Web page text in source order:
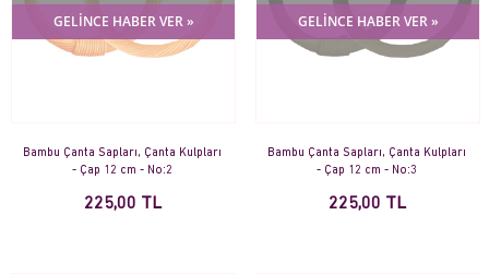
GELİNCE HABER VER »
Bambu Çanta Sapları, Çanta Kulpları
- Çap 12 cm - No:2
225,00 TL
GELİNCE HABER VER »
Bambu Çanta Sapları, Çanta Kulpları
- Çap 12 cm - No:3
225,00 TL